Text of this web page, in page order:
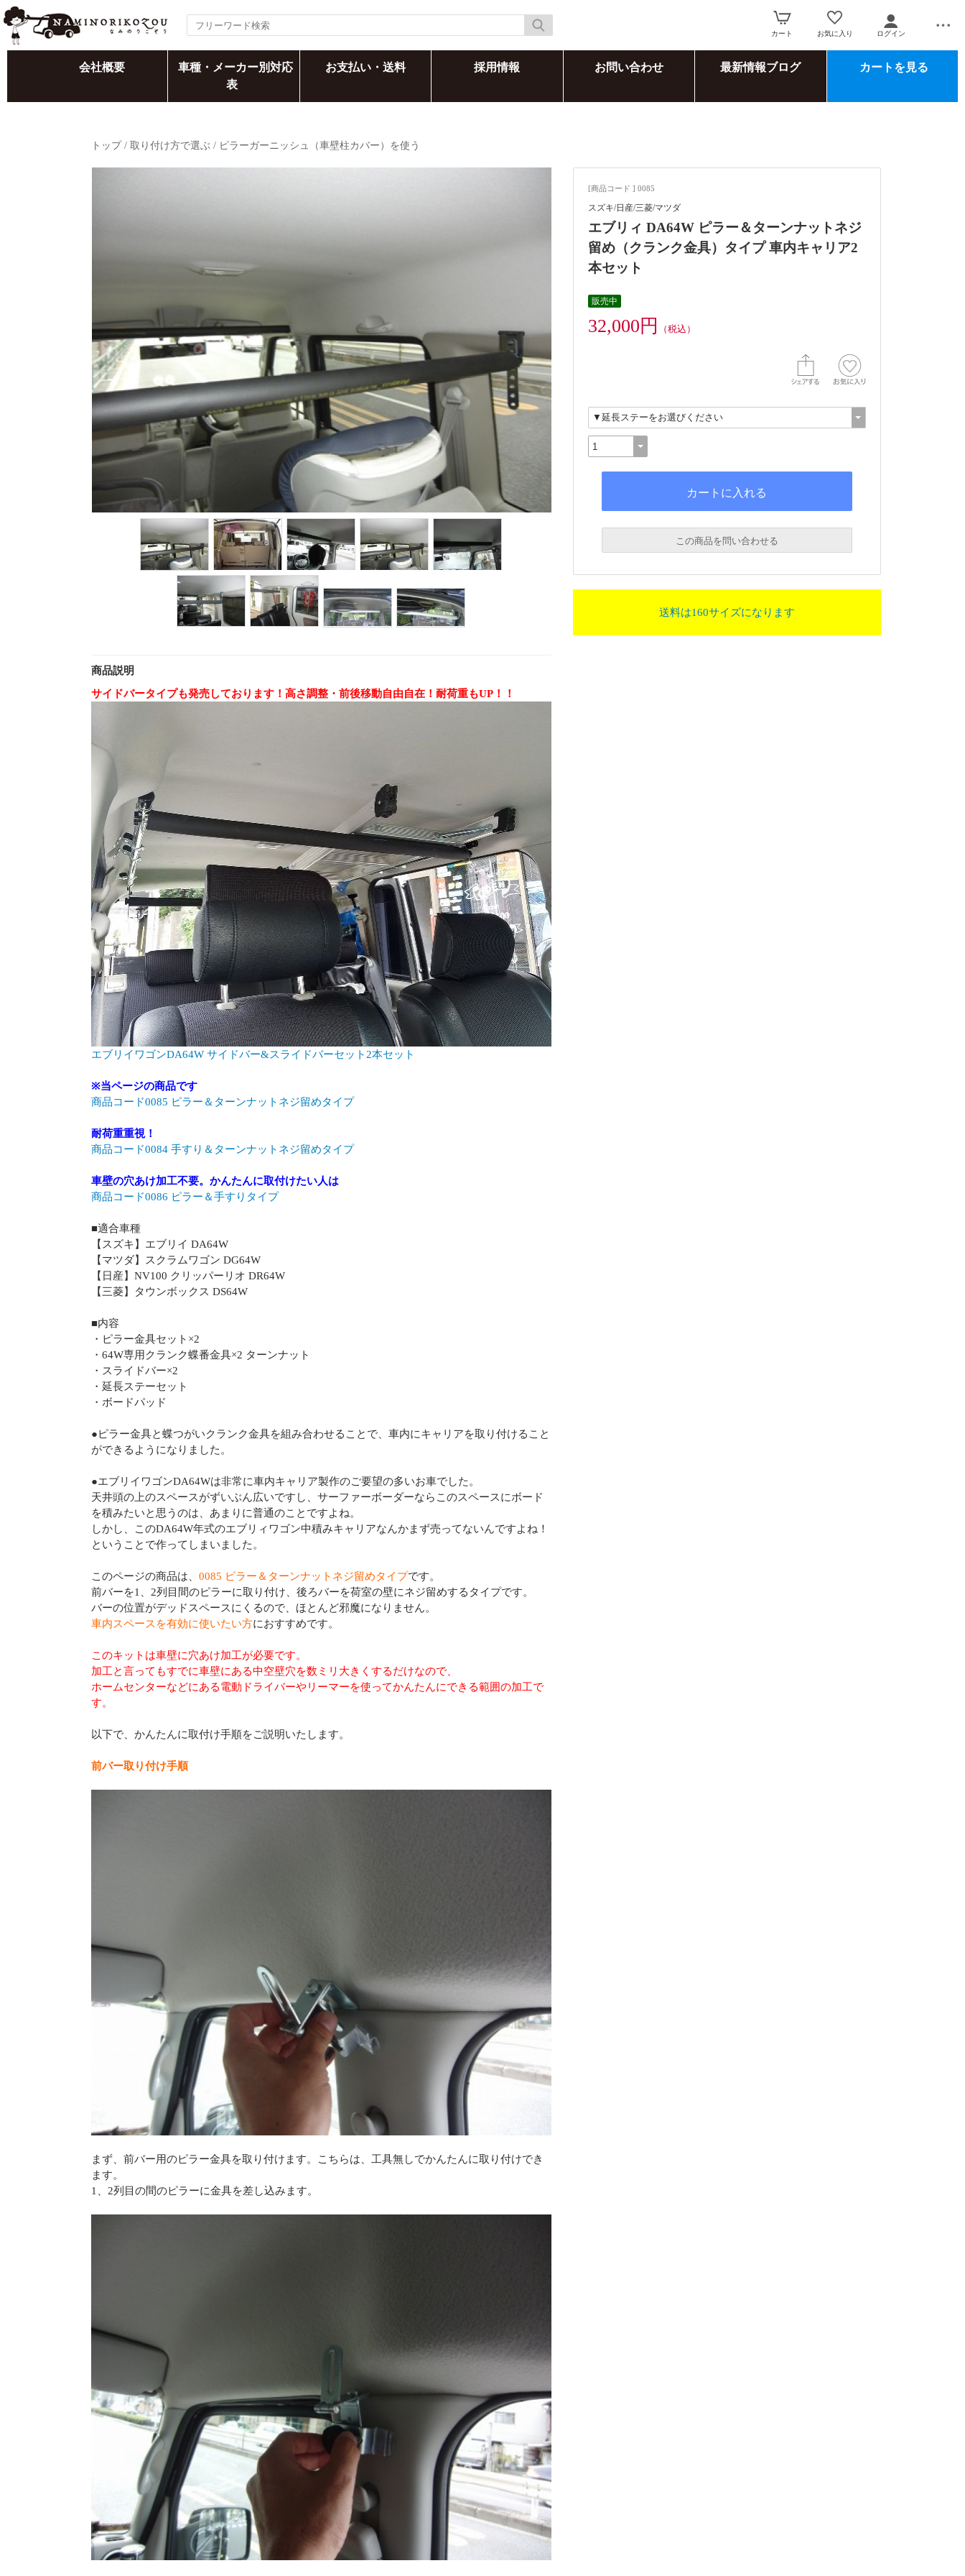
カート お気に入り ログイン
会社概要
車種・メーカー別対応
表
お支払い・送料 採用情報 お問い合わせ 最新情報ブログ カートを見る
トップ/ 取り付け方で選ぶ / ピラーガーニッシュ（車壁柱カバー）を使う
商品説明
サイドバータイプも発売しております！高さ調整・前後移動自由自在！耐荷重もUP！！
エブリイワゴンDA64W サイドバー&スライドバーセット2本セット
※当ページの商品です
商品コード0085 ピラー＆ターンナットネジ留めタイプ
耐荷重重視！
商品コード0084 手すり＆ターンナットネジ留めタイプ
車壁の穴あけ加工不要。かんたんに取付けたい人は
商品コード0086 ピラー＆手すりタイプ
■適合車種
【スズキ】エブリイ DA64W
【マツダ】スクラムワゴン DG64W
【日産】NV100 クリッパーリオ DR64W
【三菱】タウンボックス DS64W
■内容
・ピラー金具セット×2
・64W専用クランク蝶番金具×2 ターンナット
・スライドバー×2
・延長ステーセット
・ボードパッド
●ピラー金具と蝶つがいクランク金具を組み合わせることで、車内にキャリアを取り付けること
ができるようになりました。
●エブリイワゴンDA64Wは非常に車内キャリア製作のご要望の多いお車でした。
天井頭の上のスペースがずいぶん広いですし、サーファーボーダーならこのスペースにボード
を積みたいと思うのは、あまりに普通のことですよね。
しかし、このDA64W年式のエブリィワゴン中積みキャリアなんかまず売ってないんですよね！
ということで作ってしまいました。
このページの商品は、 0085 ピラー＆ターンナットネジ留めタイプです。
前バーを1、2列目間のピラーに取り付け、後ろバーを荷室の壁にネジ留めするタイプです。
バーの位置がデッドスペースにくるので、ほとんど邪魔になりません。
車内スペースを有効に使いたい方におすすめです。
このキットは車壁に穴あけ加工が必要です。
加工と言ってもすでに車壁にある中空壁穴を数ミリ大きくするだけなので、
ホームセンターなどにある電動ドライバーやリーマーを使ってかんたんにできる範囲の加工で
す。
以下で、かんたんに取付け手順をご説明いたします。
前バー取り付け手順
まず、前バー用のピラー金具を取り付けます。こちらは、工具無しでかんたんに取り付けでき
ます。
1、2列目の間のピラーに金具を差し込みます。
[商品コード ] 0085
スズキ/日産/三菱/マツダ
エブリィ DA64W ピラー＆ターンナットネジ
留め（クランク金具）タイプ 車内キャリア2
本セット
販売中
32,000円 （税込）
この商品を問い合わせる
送料は160サイズになります